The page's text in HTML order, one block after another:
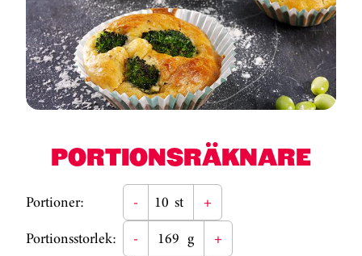
PORTIONSRÄKNARE
Portioner: - st
+
Portionsstorlek:
- g
+